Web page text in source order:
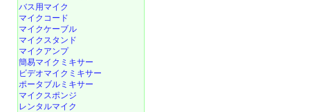
バス用マイク
マイクコード
マイクケーブル
マイクスタンド
マイクアンプ
簡易マイクミキサー
ビデオマイクミキサー
ポータブルミキサー
マイクスポンジ
レンタルマイク